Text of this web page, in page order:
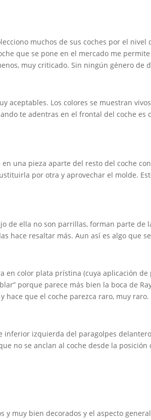
muchos de sus coches por el nivel
que se pone en el mercado me
muy criticado. Sin ningún género de
Los colores se muestran
te adentras en el frontal del coche es
una pieza aparte del resto del coche
por otra y aprovechar el molde.
de ella no son parrillas, forman parte de
hace resaltar más. Aun así es algo que
en color plata prístina (cuya aplicación
porque parece más bien la boca de
hace que el coche parezca raro, muy raro.
izquierda del paragolpes
no se anclan al coche desde la
y muy bien decorados y el aspecto